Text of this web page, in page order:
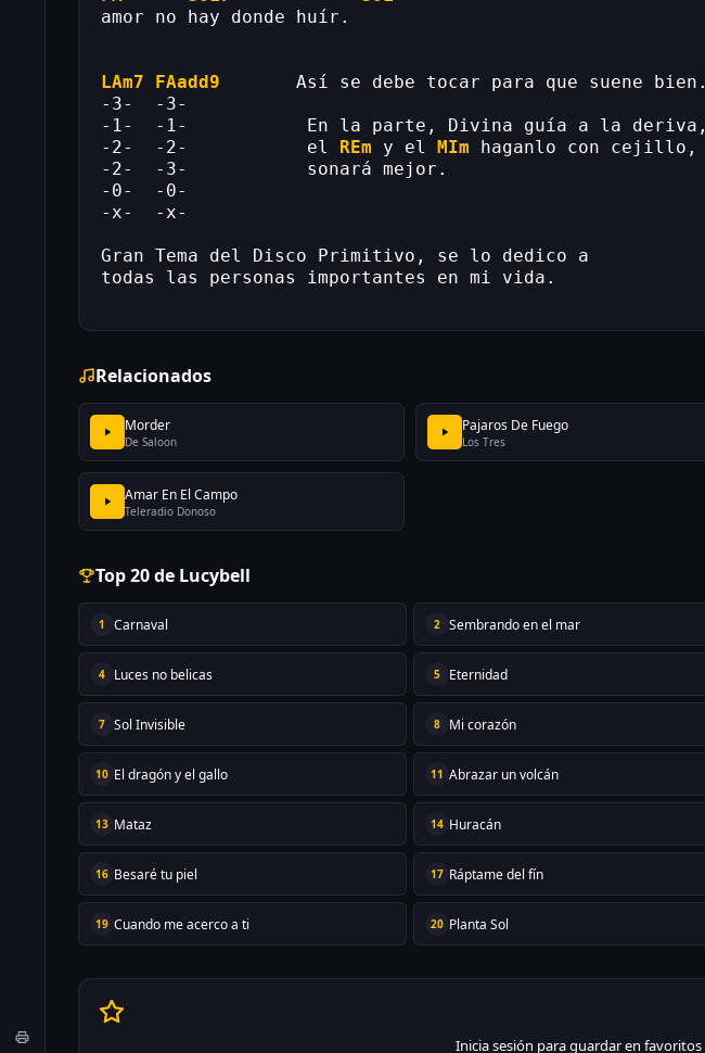
amor no hay donde huír.
LAm7 FAadd9 Así se debe tocar para que suene bien.
-3-  -3-
-1-  -1-           En la parte, Divina guía a la deriva,
-2-  -2-           el REm y el MIm haganlo con cejillo,
-2-  -3-           sonará mejor.
-0-  -0-
-x-  -x-
Gran Tema del Disco Primitivo, se lo dedico a
todas las personas importantes en mi vida.
Relacionados
Morder
De Saloon
Pajaros De Fuego
Los Tres
Amar En El Campo
Teleradio Donoso
Top 20 de Lucybell
1 Carnaval 2 Sembrando en el mar
4 Luces no belicas 5 Eternidad
7 Sol Invisible 8 Mi corazón
10 El dragón y el gallo 11 Abrazar un volcán
13 Mataz 14 Huracán
16 Besaré tu piel 17 Ráptame del fín
19 Cuando me acerco a ti 20 Planta Sol
Inicia sesión para guardar en favoritos